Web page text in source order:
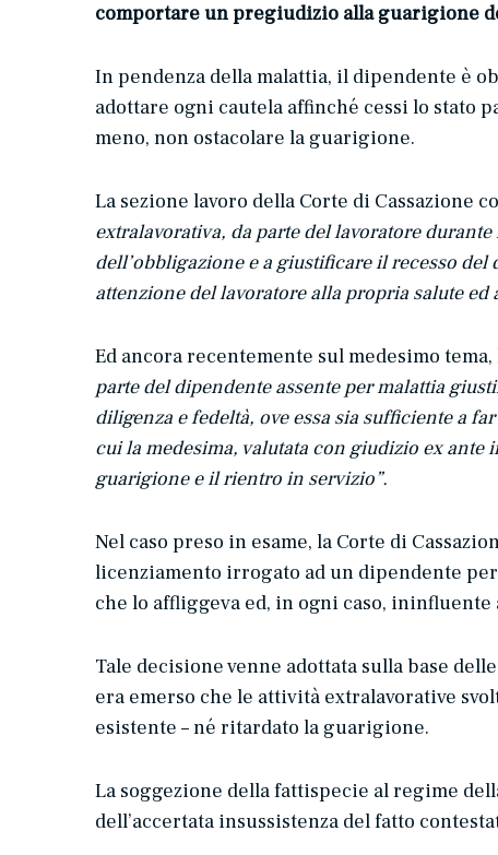
comportare un pregiudizio alla guarigione
In pendenza della malattia, il dipendente è
adottare ogni cautela affinché cessi lo stato
meno, non ostacolare la guarigione.
La sezione lavoro della Corte di Cassazione
extralavorativa, da parte del lavoratore
dell’obbligazione e a giustificare il recesso
attenzione del lavoratore alla propria salute
Ed ancora recentemente sul medesimo
parte del dipendente assente per malattia
diligenza e fedeltà, ove essa sia sufficiente a
cui la medesima, valutata con giudizio ex
guarigione e il rientro in servizio”.
Nel caso preso in esame, la Corte di
licenziamento irrogato ad un dipendente
che lo affliggeva ed, in ogni caso,
Tale decisione venne adottata sulla base
era emerso che le attività extralavorative
esistente – né ritardato la guarigione.
La soggezione della fattispecie al regime
dell’accertata insussistenza del fatto